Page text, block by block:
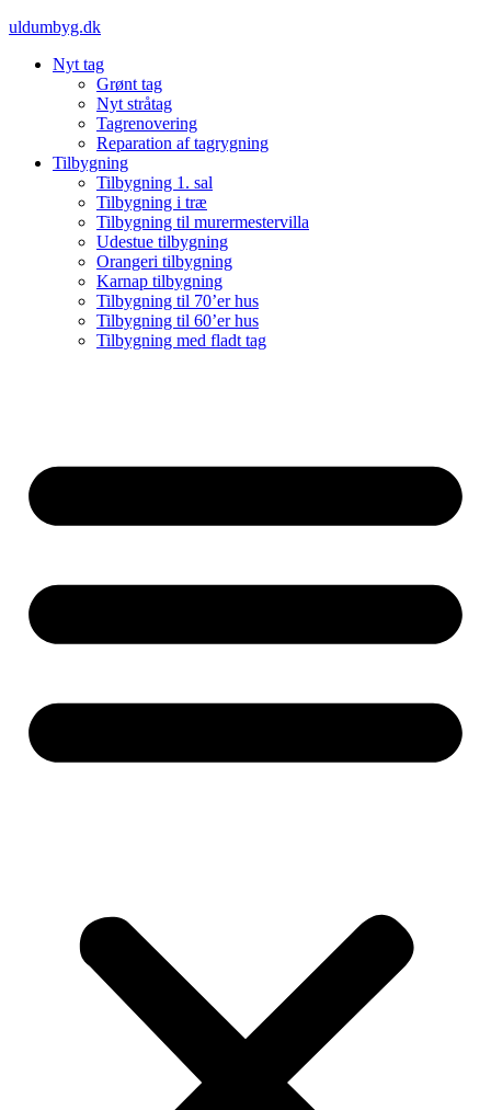
Videre
indhold
uldumbyg.dk
Nyt tag
Grønt tag
Nyt stråtag
Tagrenovering
Reparation af tagrygning
Tilbygning
Tilbygning 1. sal
Tilbygning i træ
Tilbygning til murermestervilla
Udestue tilbygning
Orangeri tilbygning
Karnap tilbygning
Tilbygning til 70’er hus
Tilbygning til 60’er hus
Tilbygning med fladt tag